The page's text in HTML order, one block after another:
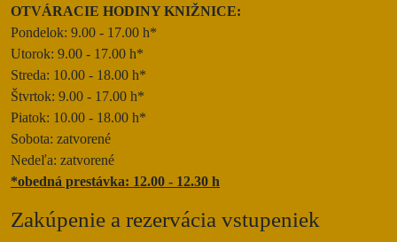
OTVÁRACIE HODINY KNIŽNICE:
Pondelok: 9.00 - 17.00 h*
Utorok: 9.00 - 17.00 h*
Streda: 10.00 - 18.00 h*
Štvrtok: 9.00 - 17.00 h*
Piatok: 10.00 - 18.00 h*
Sobota: zatvorené
Nedeľa: zatvorené
*obedná prestávka: 12.00 - 12.30 h
Zakúpenie a rezervácia vstupeniek